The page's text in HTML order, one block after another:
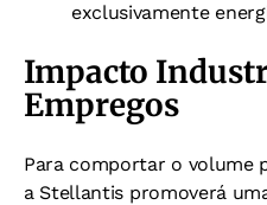
exclusivamente
Impacto
Empregos
Para comportar o volume
a Stellantis promoverá